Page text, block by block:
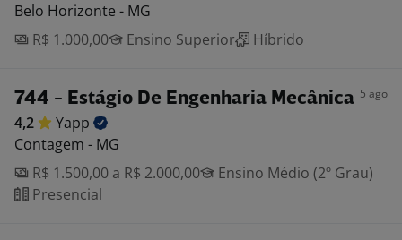
Belo Horizonte - MG
R$ 1.000,00
Ensino Superior Híbrido
744 - Estágio De Engenharia Mecânica 5 ago
4,2
Yapp
Contagem - MG
R$ 1.500,00 a R$ 2.000,00
Ensino Médio (2º Grau)
Presencial